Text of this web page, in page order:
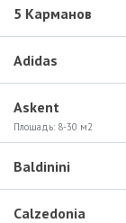
5 Карманов
Adidas
Askent
Площадь: 8-30 м2
Baldinini
Calzedonia